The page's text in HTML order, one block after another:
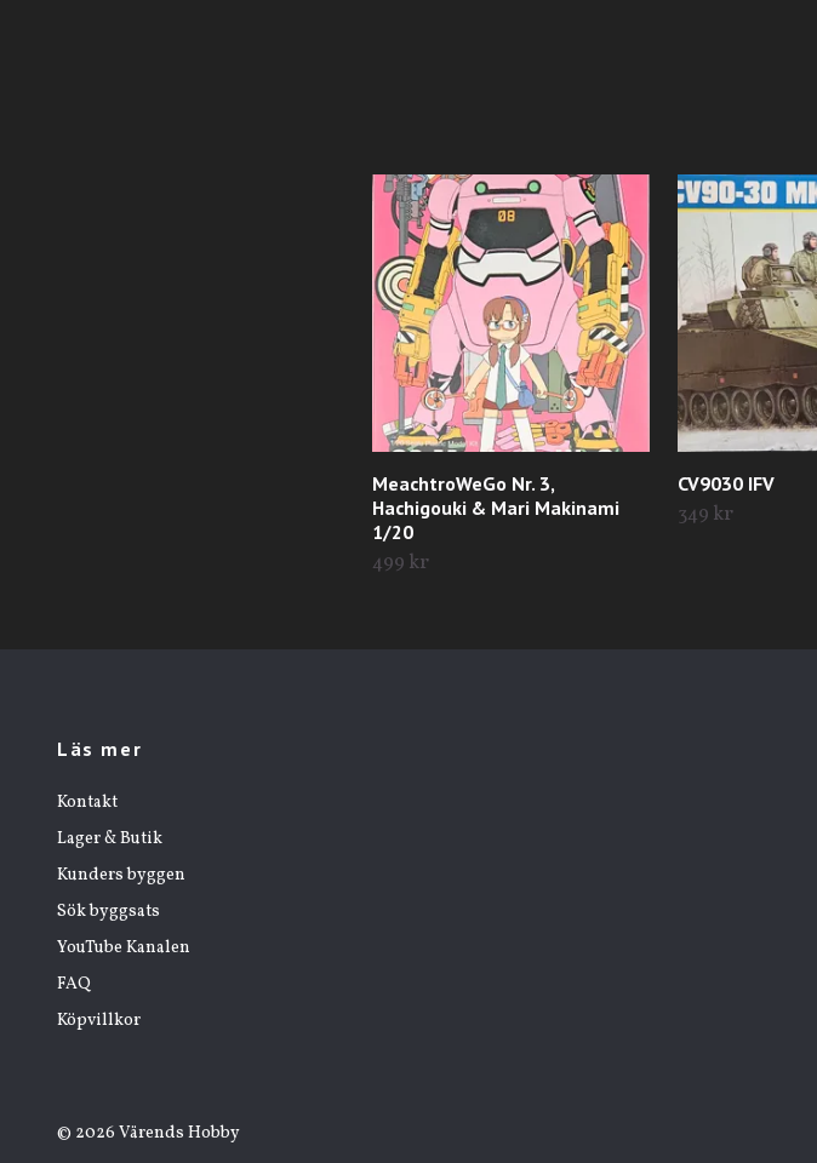
MeachtroWeGo Nr. 3,
Hachigouki & Mari Makinami
1/20
499 kr
CV9030 IFV
349 kr
Läs mer
Kontakt
Lager & Butik
Kunders byggen
Sök byggsats
YouTube Kanalen
FAQ
Köpvillkor
© 2026 Värends Hobby